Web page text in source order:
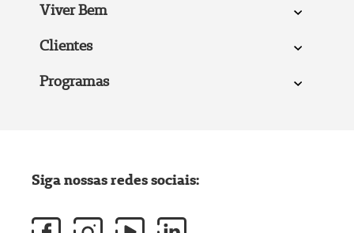
Viver Bem
Clientes
Programas
Siga nossas redes sociais: